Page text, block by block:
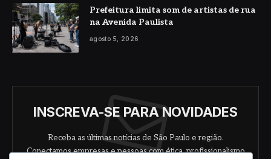
Prefeitura limita som de artistas de rua
na Avenida Paulista
agosto 5, 2026
INSCREVA-SE PARA NOVIDADES
Receba as últimas notícias de São Paulo e região.
Conectamos empresas e pessoas com ética, profissionalismo